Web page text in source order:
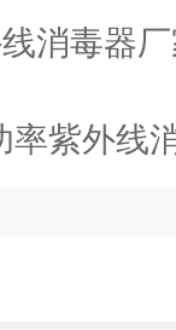
消毒器
率紫外线